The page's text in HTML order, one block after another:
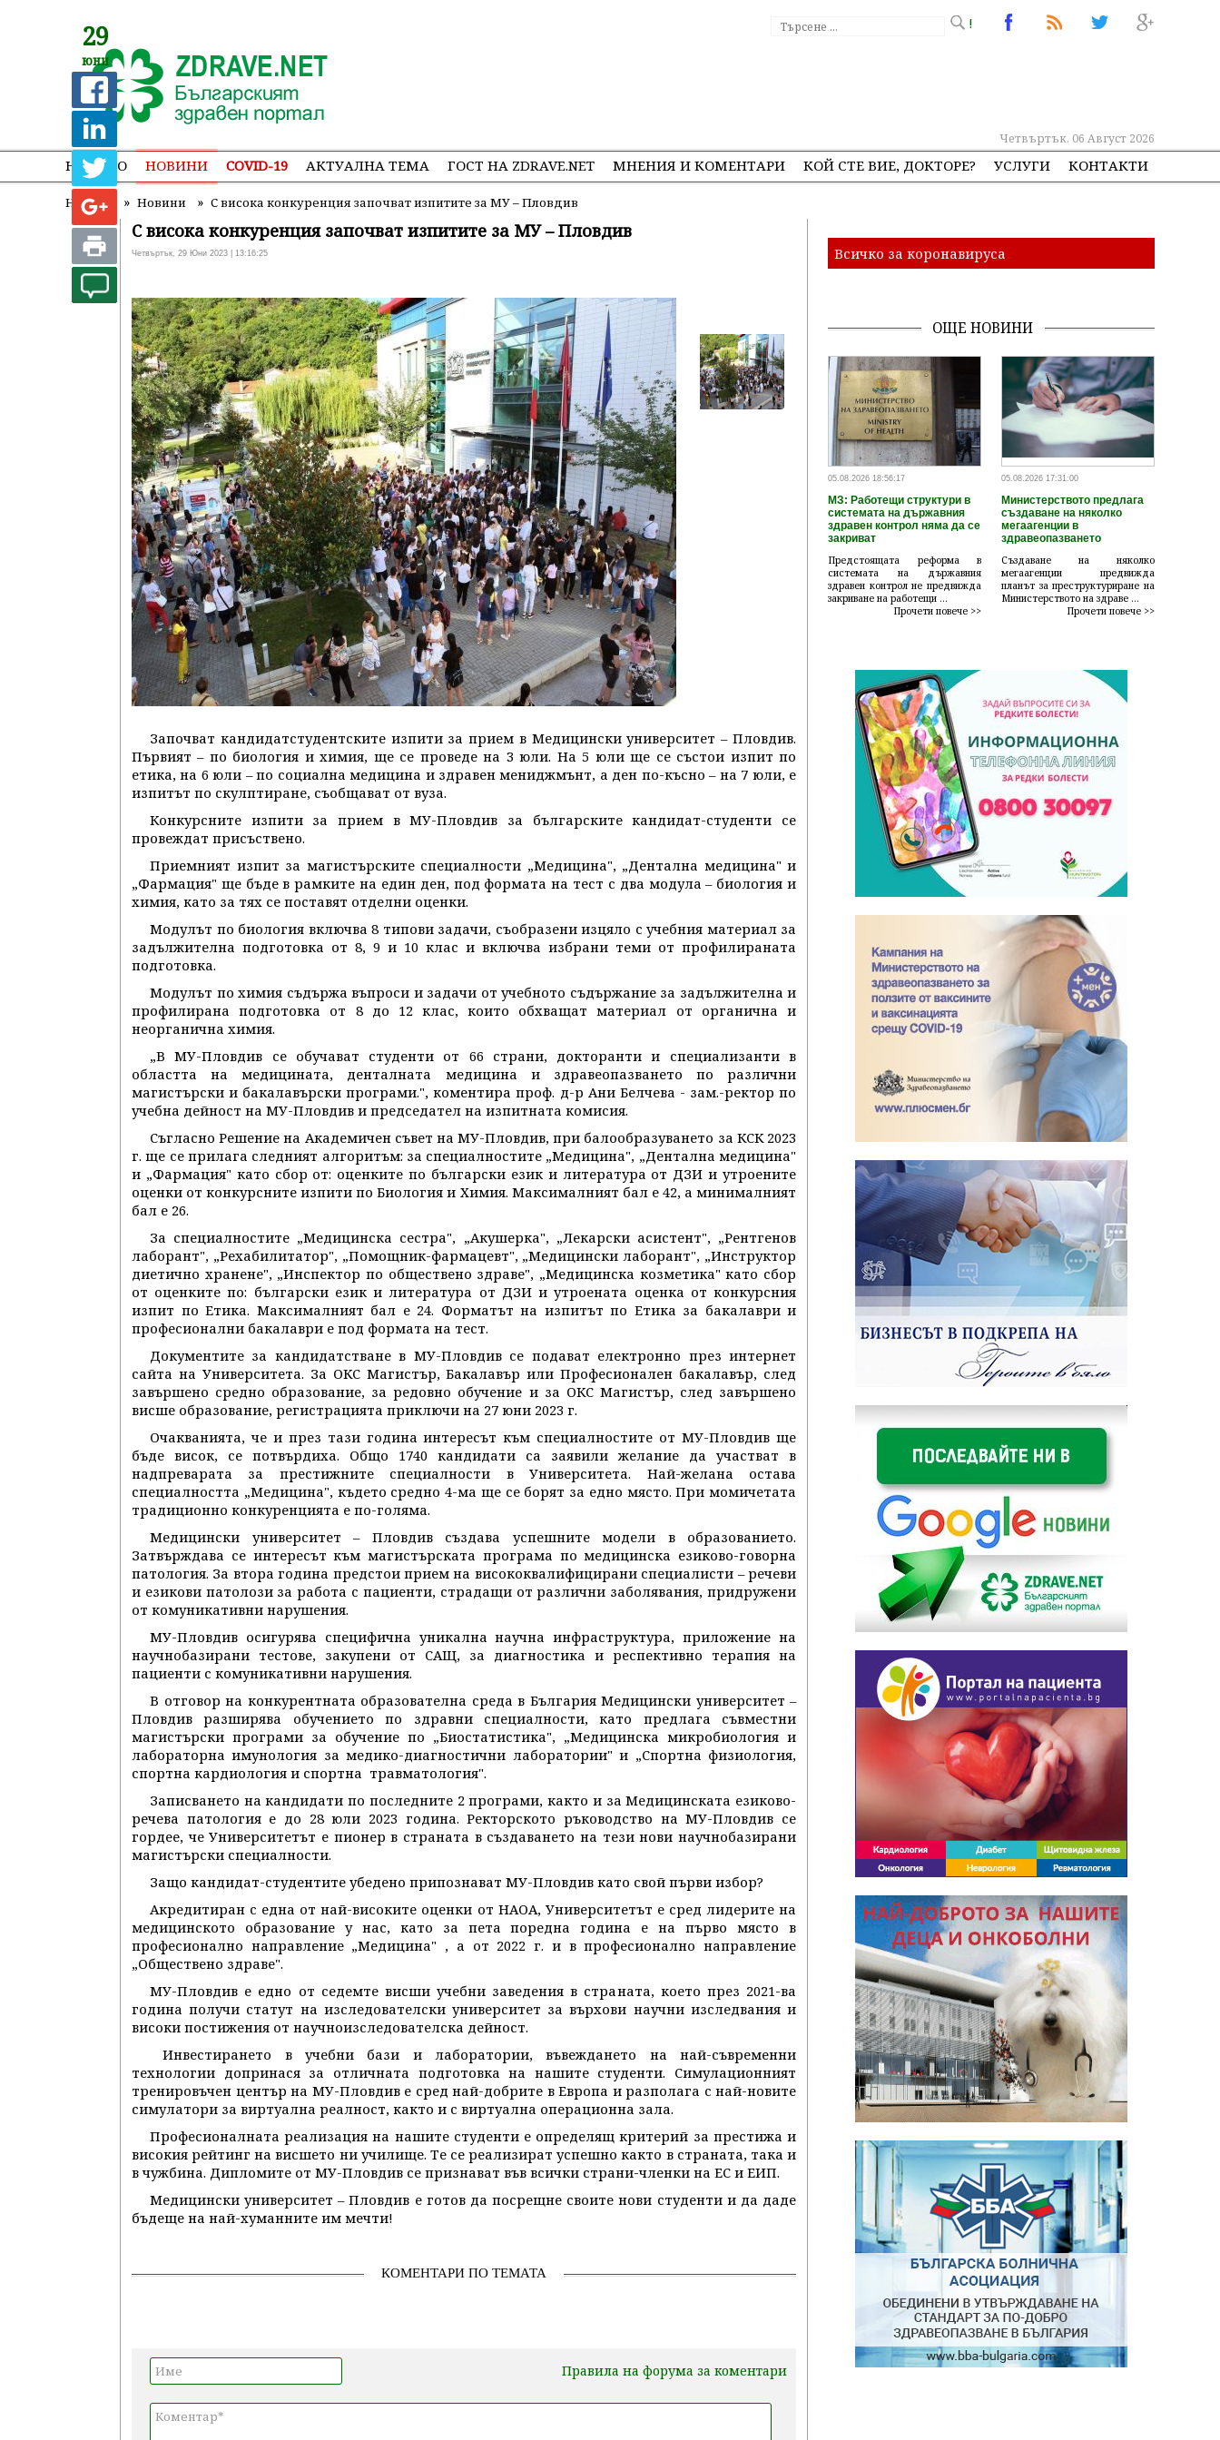
!
Четвъртък, 06 Август 2026
НАЧАЛО НОВИНИ COVID-19 АКТУАЛНА ТЕМА ГОСТ НА ZDRAVE.NET МНЕНИЯ И КОМЕНТАРИ КОЙ СТЕ ВИЕ, ДОКТОРЕ? УСЛУГИ КОНТАКТИ
Начало » Новини » С висока конкуренция започват изпитите за МУ – Пловдив
29
юни
С висока конкуренция започват изпитите за МУ – Пловдив
Четвъртък, 29 Юни 2023 | 13:16:25
Започват кандидатстудентските изпити за прием в Медицински университет – Пловдив.
Първият – по биология и химия, ще се проведе на 3 юли. На 5 юли ще се състои изпит по
етика, на 6 юли – по социална медицина и здравен мениджмънт, а ден по-късно – на 7 юли, е
изпитът по скулптиране, съобщават от вуза.
Конкурсните изпити за прием в МУ-Пловдив за българските кандидат-студенти се
провеждат присъствено.
Приемният изпит за магистърските специалности „Медицина", „Дентална медицина" и
„Фармация" ще бъде в рамките на един ден, под формата на тест с два модула – биология и
химия, като за тях се поставят отделни оценки.
Модулът по биология включва 8 типови задачи, съобразени изцяло с учебния материал за
задължителна подготовка от 8, 9 и 10 клас и включва избрани теми от профилираната
подготовка.
Модулът по химия съдържа въпроси и задачи от учебното съдържание за задължителна и
профилирана подготовка от 8 до 12 клас, които обхващат материал от органична и
неорганична химия.
„В МУ-Пловдив се обучават студенти от 66 страни, докторанти и специализанти в
областта на медицината, денталната медицина и здравеопазването по различни
магистърски и бакалавърски програми.", коментира проф. д-р Ани Белчева - зам.-ректор по
учебна дейност на МУ-Пловдив и председател на изпитната комисия.
Съгласно Решение на Академичен съвет на МУ-Пловдив, при балообразуването за КСК 2023
г. ще се прилага следният алгоритъм: за специалностите „Медицина", „Дентална медицина"
и „Фармация" като сбор от: оценките по български език и литература от ДЗИ и утроените
оценки от конкурсните изпити по Биология и Химия. Максималният бал е 42, а минималният
бал е 26.
За специалностите „Медицинска сестра", „Акушерка", „Лекарски асистент", „Рентгенов
лаборант", „Рехабилитатор", „Помощник-фармацевт", „Медицински лаборант", „Инструктор
диетично хранене", „Инспектор по обществено здраве", „Медицинска козметика" като сбор
от оценките по: български език и литература от ДЗИ и утроената оценка от конкурсния
изпит по Етика. Максималният бал е 24. Форматът на изпитът по Етика за бакалаври и
професионални бакалаври е под формата на тест.
Документите за кандидатстване в МУ-Пловдив се подават електронно през интернет
сайта на Университета. За ОКС Магистър, Бакалавър или Професионален бакалавър, след
завършено средно образование, за редовно обучение и за ОКС Магистър, след завършено
висше образование, регистрацията приключи на 27 юни 2023 г.
Очакванията, че и през тази година интересът към специалностите от МУ-Пловдив ще
бъде висок, се потвърдиха. Общо 1740 кандидати са заявили желание да участват в
надпреварата за престижните специалности в Университета. Най-желана остава
специалността „Медицина", където средно 4-ма ще се борят за едно място. При момичетата
традиционно конкуренцията е по-голяма.
Медицински университет – Пловдив създава успешните модели в образованието.
Затвърждава се интересът към магистърската програма по медицинска езиково-говорна
патология. За втора година предстои прием на висококвалифицирани специалисти – речеви
и езикови патолози за работа с пациенти, страдащи от различни заболявания, придружени
от комуникативни нарушения.
МУ-Пловдив осигурява специфична уникална научна инфраструктура, приложение на
научнобазирани тестове, закупени от САЩ, за диагностика и респективно терапия на
пациенти с комуникативни нарушения.
В отговор на конкурентната образователна среда в България Медицински университет –
Пловдив разширява обучението по здравни специалности, като предлага съвместни
магистърски програми за обучение по „Биостатистика", „Медицинска микробиология и
лабораторна имунология за медико-диагностични лаборатории" и „Спортна физиология,
спортна кардиология и спортна травматология".
Записването на кандидати по последните 2 програми, както и за Медицинската езиково-
речева патология е до 28 юли 2023 година. Ректорското ръководство на МУ-Пловдив се
гордее, че Университетът е пионер в страната в създаването на тези нови научнобазирани
магистърски специалности.
Защо кандидат-студентите убедено припознават МУ-Пловдив като свой първи избор?
Акредитиран с една от най-високите оценки от НАОА, Университетът е сред лидерите на
медицинското образование у нас, като за пета поредна година е на първо място в
професионално направление „Медицина" , а от 2022 г. и в професионално направление
„Обществено здраве".
МУ-Пловдив е едно от седемте висши учебни заведения в страната, което през 2021-ва
година получи статут на изследователски университет за върхови научни изследвания и
високи постижения от научноизследователска дейност.
Инвестирането в учебни бази и лаборатории, въвеждането на най-съвременни
технологии допринася за отличната подготовка на нашите студенти. Симулационният
тренировъчен център на МУ-Пловдив е сред най-добрите в Европа и разполага с най-новите
симулатори за виртуална реалност, както и с виртуална операционна зала.
Професионалната реали­зация на нашите студенти е определящ критерий за прес­тижа и
високия рейтинг на висшето ни училище. Те се реализират успешно както в страната, така и
в чужбина. Дипломите от МУ-Пловдив се признават във всички страни-членки на ЕС и ЕИП.
Медицински университет – Пловдив е готов да посрещне своите нови студенти и да даде
бъдеще на най-хуманните им мечти!
КОМЕНТАРИ ПО ТЕМАТА
Правила на форума за коментари
Всичко за коронавируса
ОЩЕ НОВИНИ
05.08.2026 18:56:17
МЗ: Работещи структури в
системата на държавния
здравен контрол няма да се
закриват
Предстоящата реформа в
системата на държавния
здравен контрол не предвижда
закриване на работещи ...
Прочети повече >>
05.08.2026 17:31:00
Министерството предлага
създаване на няколко
мегаагенции в
здравеопазването
Създаване на няколко
мегаагенции предвижда
планът за преструктуриране на
Министерството на здраве ...
Прочети повече >>